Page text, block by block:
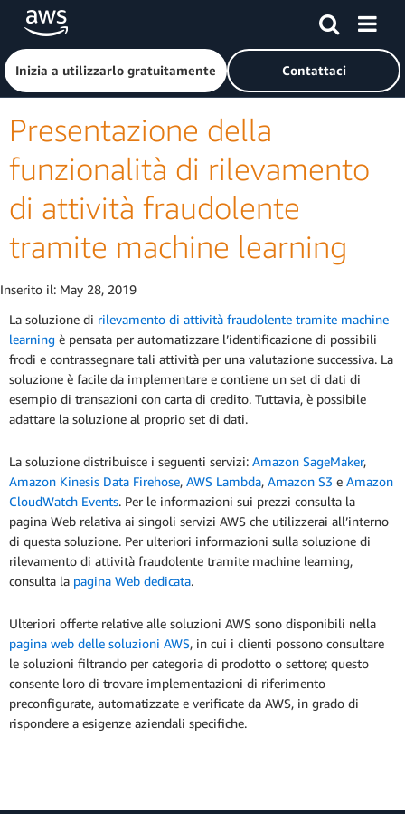
Passa al contenuto principale
Fai clic qui per tornare alla home page di Amazon Web
Inizia a utilizzarlo gratuitamente Contattaci
Presentazione della
funzionalità di rilevamento
di attività fraudolente
tramite machine learning
Inserito il: May 28, 2019
La soluzione di rilevamento di attività fraudolente tramite machine
learning è pensata per automatizzare l’identificazione di possibili
frodi e contrassegnare tali attività per una valutazione successiva. La
soluzione è facile da implementare e contiene un set di dati di
esempio di transazioni con carta di credito. Tuttavia, è possibile
adattare la soluzione al proprio set di dati.
La soluzione distribuisce i seguenti servizi: Amazon SageMaker,
Amazon Kinesis Data Firehose, AWS Lambda, Amazon S3 e Amazon
CloudWatch Events. Per le informazioni sui prezzi consulta la
pagina Web relativa ai singoli servizi AWS che utilizzerai all’interno
di questa soluzione. Per ulteriori informazioni sulla soluzione di
rilevamento di attività fraudolente tramite machine learning,
consulta la pagina Web dedicata.
Ulteriori offerte relative alle soluzioni AWS sono disponibili nella
pagina web delle soluzioni AWS, in cui i clienti possono consultare
le soluzioni filtrando per categoria di prodotto o settore; questo
consente loro di trovare implementazioni di riferimento
preconfigurate, automatizzate e verificate da AWS, in grado di
rispondere a esigenze aziendali specifiche.